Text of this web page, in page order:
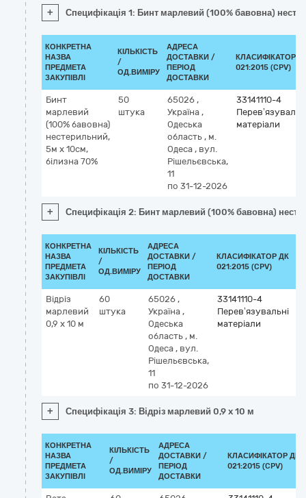
+ Специфікація 1: Бинт марлевий (100% бавовна)
КОНКРЕТНА
НАЗВА
ПРЕДМЕТА
ЗАКУПІВЛІ
КІЛЬКІСТЬ
/
ОД.ВИМІРУ
АДРЕСА
ДОСТАВКИ /
ПЕРІОД
ДОСТАВКИ
КЛАСИФІКАТОР
021:2015 (CPV)
Бинт
марлевий
(100% бавовна)
нестерильний,
5м х 10см,
білизна 70%
50
штука
65026 ,
Україна ,
Одеська
область , м.
Одеса , вул.
Рішельєвська,
11
по 31-12-2026
33141110-4
матеріали
+ Специфікація 2: Бинт марлевий (100% бавовна)
КОНКРЕТНА
НАЗВА
ПРЕДМЕТА
ЗАКУПІВЛІ
КІЛЬКІСТЬ
/
ОД.ВИМІРУ
АДРЕСА
ДОСТАВКИ /
ПЕРІОД
ДОСТАВКИ
КЛАСИФІКАТОР ДК
021:2015 (CPV)
Відріз
марлевий
0,9 x 10 м
60
штука
65026 ,
Україна ,
Одеська
область , м.
Одеса , вул.
Рішельєвська,
11
по 31-12-2026
33141110-4
Перев’язувальні
матеріали
+ Специфікація 3: Відріз марлевий 0,9 x 10 м
КОНКРЕТНА
НАЗВА
ПРЕДМЕТА
ЗАКУПІВЛІ
КІЛЬКІСТЬ
/
ОД.ВИМІРУ
АДРЕСА
ДОСТАВКИ /
ПЕРІОД
ДОСТАВКИ
КЛАСИФІКАТОР ДК
021:2015 (CPV)